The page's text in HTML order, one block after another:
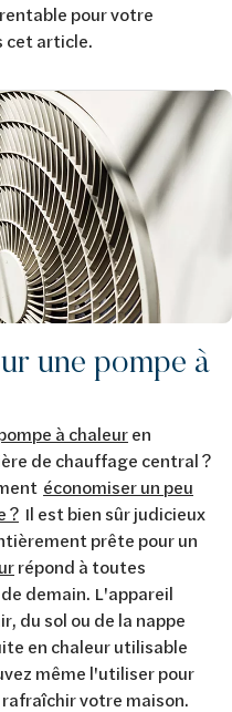
pour votre
cet article.
une pompe à
à chaleuren
de chauffage central ?
économiser un peu
? Il est bien sûr judicieux
prête pour un
répond à toutes
demain. L'appareil
du sol ou de la nappe
en chaleur utilisable
même l'utiliser pour
votre maison.